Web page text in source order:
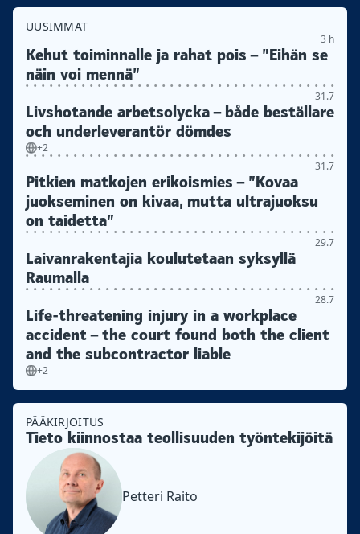
UUSIMMAT
3 h
Kehut toiminnalle ja rahat pois – ”Eihän se
näin voi mennä”
31.7
Livshotande arbetsolycka – både beställare
och underleverantör dömdes
+2
31.7
Pitkien matkojen erikoismies – ”Kovaa
juokseminen on kivaa, mutta ultrajuoksu
on taidetta”
29.7
Laivanrakentajia koulutetaan syksyllä
Raumalla
28.7
Life-threatening injury in a workplace
accident – the court found both the client
and the subcontractor liable
+2
PÄÄKIRJOITUS
Tieto kiinnostaa teollisuuden työntekijöitä
Petteri Raito